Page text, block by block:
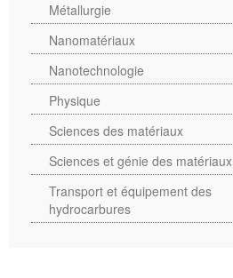
Métallurgie
Nanomatériaux
Nanotechnologie
Physique
Sciences des matériaux
Sciences et génie des matériaux
Transport et équipement des
hydrocarbures